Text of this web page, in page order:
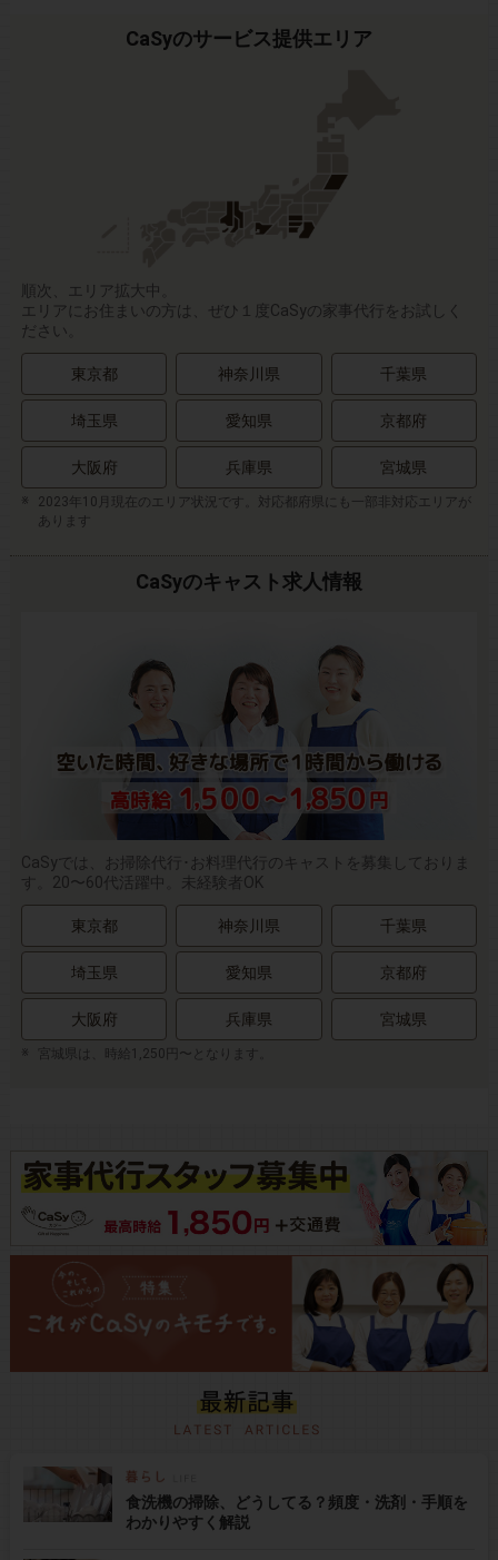
CaSyのサービス提供エリア
順次、エリア拡大中。
エリアにお住まいの方は、ぜひ１度CaSyの家事代行をお試しく
ださい。
東京都 神奈川県 千葉県
埼玉県 愛知県 京都府
大阪府 兵庫県 宮城県
2023年10月現在のエリア状況です。対応都府県にも一部非対応エリアが
あります
CaSyのキャスト求人情報
CaSyでは、お掃除代行･お料理代行のキャストを募集しておりま
す。20〜60代活躍中。未経験者OK
東京都 神奈川県 千葉県
埼玉県 愛知県 京都府
大阪府 兵庫県 宮城県
宮城県は、時給1,250円〜となります。
食洗機の掃除、どうしてる？頻度・洗剤・手順を
わかりやすく解説